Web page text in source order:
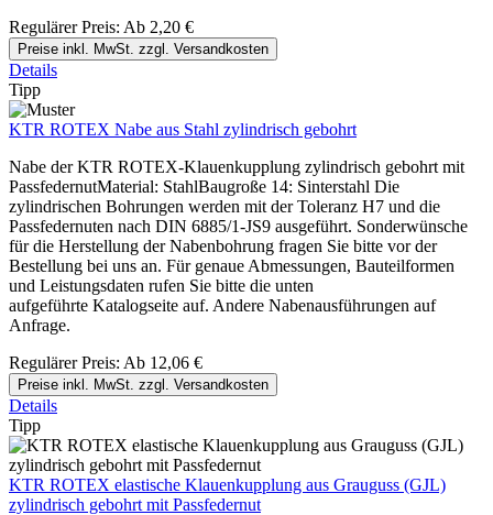
Regulärer Preis: Ab 2,20 €
Preise inkl. MwSt. zzgl. Versandkosten
Details
Tipp
KTR ROTEX Nabe aus Stahl zylindrisch gebohrt
Nabe der KTR ROTEX-Klauenkupplung zylindrisch gebohrt mit
PassfedernutMaterial: StahlBaugroße 14: Sinterstahl Die
zylindrischen Bohrungen werden mit der Toleranz H7 und die
Passfedernuten nach DIN 6885/1-JS9 ausgeführt. Sonderwünsche
für die Herstellung der Nabenbohrung fragen Sie bitte vor der
Bestellung bei uns an. Für genaue Abmessungen, Bauteilformen
und Leistungsdaten rufen Sie bitte die unten
aufgeführte Katalogseite auf. Andere Nabenausführungen auf
Anfrage.
Regulärer Preis: Ab 12,06 €
Preise inkl. MwSt. zzgl. Versandkosten
Details
Tipp
KTR ROTEX elastische Klauenkupplung aus Grauguss (GJL)
zylindrisch gebohrt mit Passfedernut